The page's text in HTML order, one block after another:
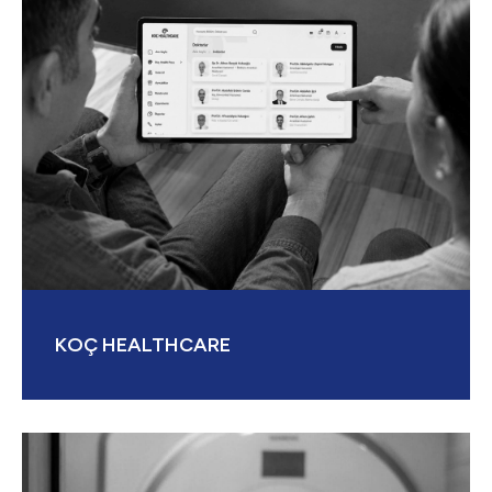
KOÇ HEALTHCARE